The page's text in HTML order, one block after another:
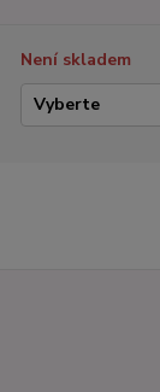
Není skladem